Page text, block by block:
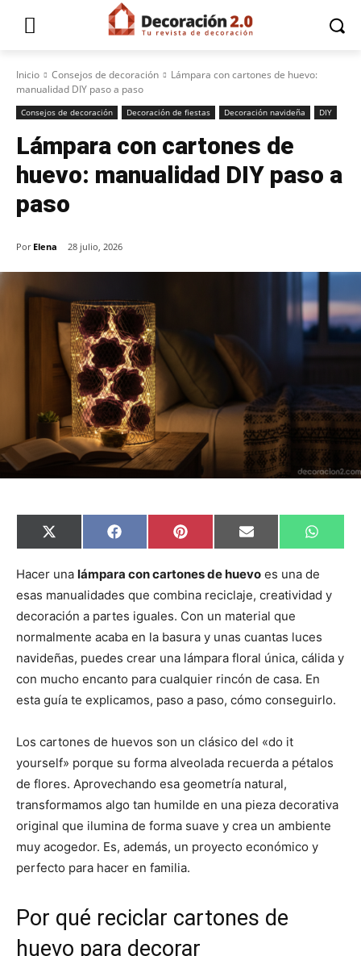
Inicio Consejos de decoración
Lámpara con cartones de huevo:
manualidad DIY paso a paso
Consejos de decoración Decoración de fiestas Decoración navideña DIY
Lámpara con cartones de
huevo: manualidad DIY paso a
paso
Por Elena 28 julio, 2026
C
o
p
r
i
r
e
n
X
(
w
t
t
e
r
)
C
o
p
r
i
r
e
n
F
a
e
o
o
k
C
o
p
r
t
i
r
e
n
P
i
t
r
e
s
t
C
o
p
r
i
r
e
n
E
m
i
C
o
p
r
r
e
n
W
h
t
A
Hacer una lámpara con cartones de huevo es una de
esas manualidades que combina reciclaje, creatividad y
decoración a partes iguales. Con un material que
normalmente acaba en la basura y unas cuantas luces
navideñas, puedes crear una lámpara floral única, cálida y
con mucho encanto para cualquier rincón de casa. En
esta guía te explicamos, paso a paso, cómo conseguirlo.
Los cartones de huevos son un clásico del «do it
yourself» porque su forma alveolada recuerda a pétalos
de flores. Aprovechando esa geometría natural,
transformamos algo tan humilde en una pieza decorativa
original que ilumina de forma suave y crea un ambiente
muy acogedor. Es, además, un proyecto económico y
perfecto para hacer en familia.
Por qué reciclar cartones de
huevo para decorar